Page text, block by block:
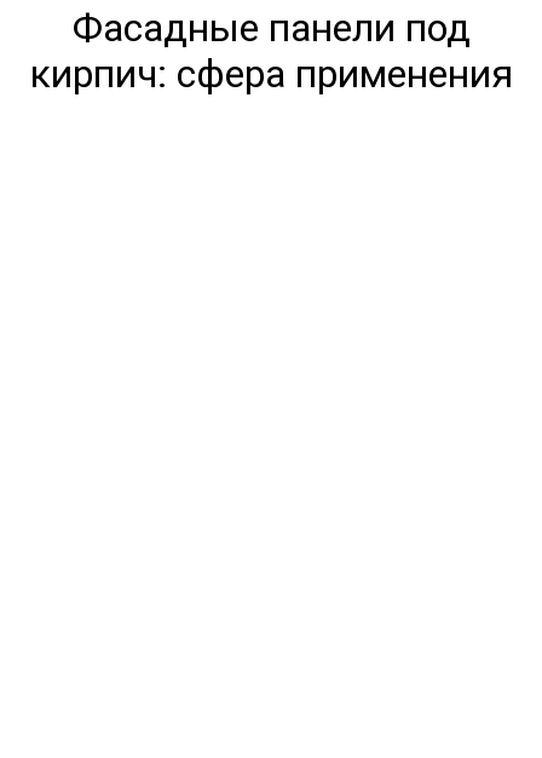
Фасадные панели под
кирпич: сфера применения